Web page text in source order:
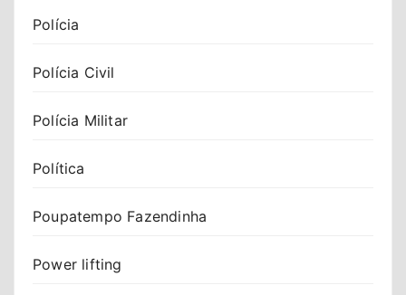
Polícia
Polícia Civil
Polícia Militar
Política
Poupatempo Fazendinha
Power lifting